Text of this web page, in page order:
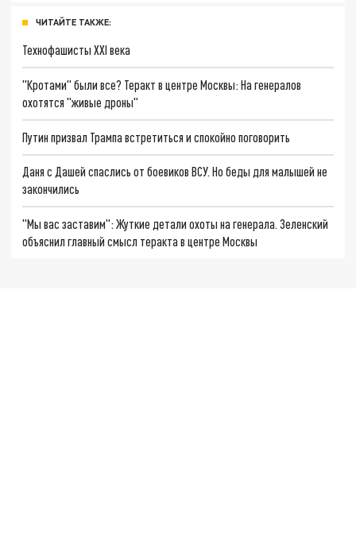
ЧИТАЙТЕ ТАКЖЕ:
Технофашисты XXI века
"Кротами" были все? Теракт в центре Москвы: На генералов
охотятся "живые дроны"
Путин призвал Трампа встретиться и спокойно поговорить
Даня с Дашей спаслись от боевиков ВСУ. Но беды для малышей не
закончились
"Мы вас заставим": Жуткие детали охоты на генерала. Зеленский
объяснил главный смысл теракта в центре Москвы